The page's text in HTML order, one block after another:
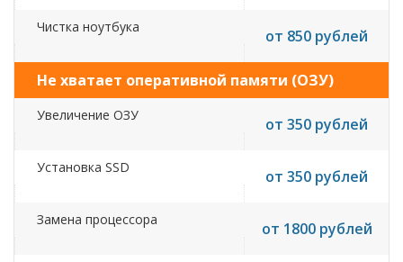
Чистка ноутбука от 850 рублей
Не хватает оперативной памяти (ОЗУ)
Увеличение ОЗУ от 350 рублей
Установка SSD от 350 рублей
Замена процессора от 1800 рублей